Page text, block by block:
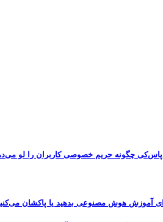
آموزش هوش مصنوعی بدهید یا پاکشان